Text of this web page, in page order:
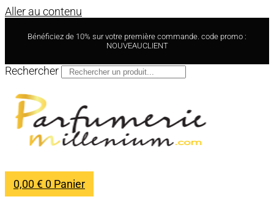
Aller au contenu
Bénéficiez de 10% sur votre première commande. code promo :
NOUVEAUCLIENT
Rechercher
0,00€ 0 Panier